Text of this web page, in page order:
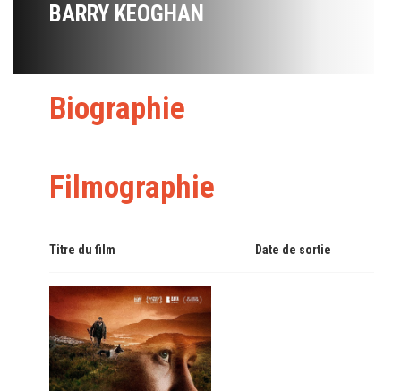
BARRY KEOGHAN
Biographie
Filmographie
Titre du film Date de sortie